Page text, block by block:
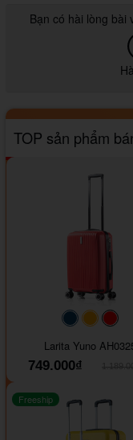
Bạn có hài lòng bài
TOP sản phẩm
#093f69#ffa500
Larita Yuno
749.000₫
Freeship